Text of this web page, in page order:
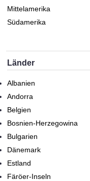
Mittelamerika
Südamerika
Länder
Albanien
Andorra
Belgien
Bosnien-Herzegowina
Bulgarien
Dänemark
Estland
Färöer-Inseln